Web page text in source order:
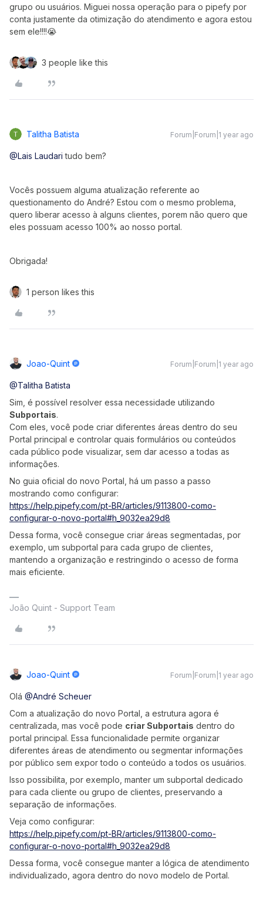
grupo ou usuários. Miguei nossa operação para o pipefy por
conta justamente da otimização do atendimento e agora estou
sem ele!!!!😭
3 people like this
Talitha Batista Forum|Forum|1 year ago
@Lais Laudari tudo bem?
Vocês possuem alguma atualização referente ao
questionamento do André? Estou com o mesmo problema,
quero liberar acesso à alguns clientes, porem não quero que
eles possuam acesso 100% ao nosso portal.
Obrigada!
1 person likes this
Joao-Quint Forum|Forum|1 year ago
@Talitha Batista
Sim, é possível resolver essa necessidade utilizando
Subportais.
Com eles, você pode criar diferentes áreas dentro do seu
Portal principal e controlar quais formulários ou conteúdos
cada público pode visualizar, sem dar acesso a todas as
informações.
No guia oficial do novo Portal, há um passo a passo
mostrando como configurar:
https://help.pipefy.com/pt-BR/articles/9113800-como-
configurar-o-novo-portal#h_9032ea29d8
Dessa forma, você consegue criar áreas segmentadas, por
exemplo, um subportal para cada grupo de clientes,
mantendo a organização e restringindo o acesso de forma
mais eficiente.
João Quint - Support Team
Joao-Quint Forum|Forum|1 year ago
Olá ​ @André Scheuer
Com a atualização do novo Portal, a estrutura agora é
centralizada, mas você pode criar Subportais dentro do
portal principal. Essa funcionalidade permite organizar
diferentes áreas de atendimento ou segmentar informações
por público sem expor todo o conteúdo a todos os usuários.
Isso possibilita, por exemplo, manter um subportal dedicado
para cada cliente ou grupo de clientes, preservando a
separação de informações.
Veja como configurar:
https://help.pipefy.com/pt-BR/articles/9113800-como-
configurar-o-novo-portal#h_9032ea29d8
Dessa forma, você consegue manter a lógica de atendimento
individualizado, agora dentro do novo modelo de Portal.